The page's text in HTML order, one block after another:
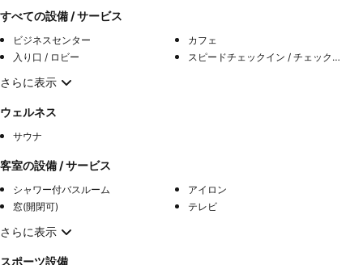
すべての設備 / サービス
ビジネスセンター
カフェ
入り口 / ロビー
スピードチェックイン / チェックアウト
さらに表示
ウェルネス
サウナ
客室の設備 / サービス
シャワー付バスルーム
アイロン
窓(開閉可)
テレビ
さらに表示
スポーツ設備